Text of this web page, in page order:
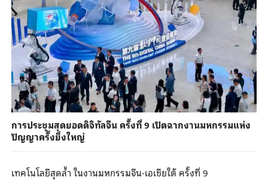
การประชุมสุดยอดดิจิทัลจีน ครั้งที่ 9 เปิดฉากงานมหกรรมแห่ง
ปัญญาครั้งยิ่งใหญ่
เทคโนโลยีสุดล้ำ ในงานมหกรรมจีน-เอเชียใต้ ครั้งที่ 9